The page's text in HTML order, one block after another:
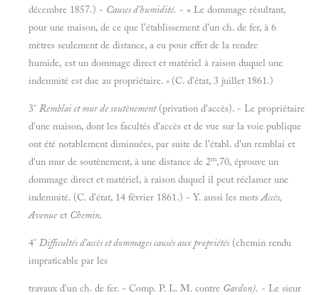
décembre 1857.) - Causes d'humidité. - « Le dommage résultant,
pour une maison, de ce que l'établissement d'un ch. de fer, à 6
mètres seulement de distance, a eu pour effet de la rendre
humide, est un dommage direct et matériel à raison duquel une
indemnité est due au propriétaire. » (C. d'état, 3 juillet 1861.)
3° Remblai et mur de soutènement(privation d'accès). - Le propriétaire
d'une maison, dont les facultés d'accès et de vue sur la voie publique
ont été notablement diminuées, par suite de l'établ. d'un remblai et
d'un mur de soutènement, à une distance de 2m,70, éprouve un
dommage direct et matériel, à raison duquel il peut réclamer une
indemnité. (C. d'état, 14 février 1861.) - Y. aussi les motsAccès,
Avenue et Chemin.
4° Difficultés d'accès et dommages causés aux propriétés (chemin rendu
impraticable par les
travaux d'un ch. de fer. - Comp. P. L. M. contre Gardon). - Le sieur